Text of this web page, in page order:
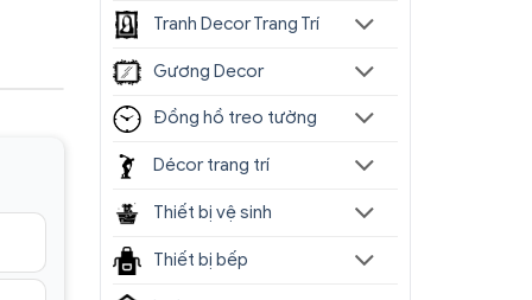
Tranh Decor Trang Trí
Gương Decor
Đồng hồ treo tường
Décor trang trí
Thiết bị vệ sinh
Thiết bị bếp